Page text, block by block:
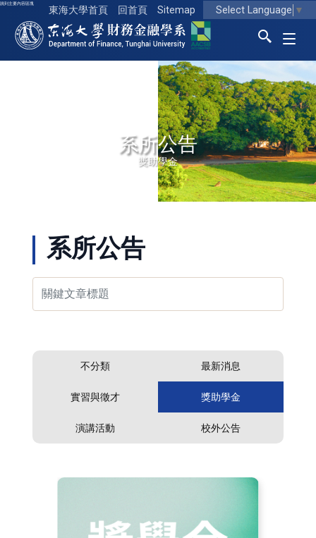
跳到主要內容區塊
東海大學首頁 回首頁 Sitemap Select Language ▼
東海大學logo
系所公告
獎助學金
系所公告
不分類 最新消息
實習與徵才 獎助學金
演講活動 校外公告